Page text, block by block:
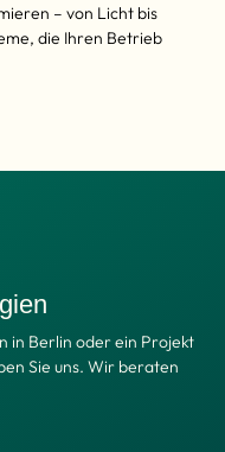
– von Licht bis
die Ihren Betrieb
in Berlin oder ein Projekt
Sie uns. Wir beraten